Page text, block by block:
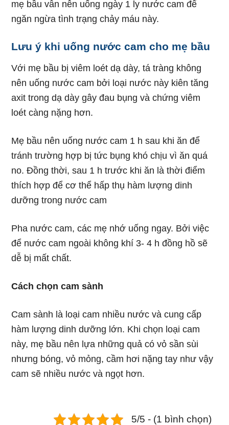
mẹ bầu vẫn nên uống ngày 1 ly nước cam để
ngăn ngừa tình trạng chảy máu này.
Lưu ý khi uống nước cam cho mẹ bầu
Với mẹ bầu bị viêm loét dạ dày, tá tràng không
nên uống nước cam bởi loại nước này kiên tăng
axit trong dạ dày gây đau bụng và chứng viêm
loét càng nặng hơn.
Mẹ bầu nên uống nước cam 1 h sau khi ăn để
tránh trường hợp bị tức bụng khó chịu vì ăn quá
no. Đồng thời, sau 1 h trước khi ăn là thời điểm
thích hợp để cơ thể hấp thụ hàm lượng dinh
dưỡng trong nước cam
Pha nước cam, các mẹ nhớ uống ngay. Bởi việc
để nước cam ngoài không khí 3- 4 h đồng hồ sẽ
dễ bị mất chất.
Cách chọn cam sành
Cam sành là loại cam nhiều nước và cung cấp
hàm lượng dinh dưỡng lớn. Khi chọn loại cam
này, mẹ bầu nên lựa những quả có vỏ sần sùi
nhưng bóng, vỏ mỏng, cầm hơi nặng tay như vậy
cam sẽ nhiều nước và ngọt hơn.
5/5 - (1 bình chọn)